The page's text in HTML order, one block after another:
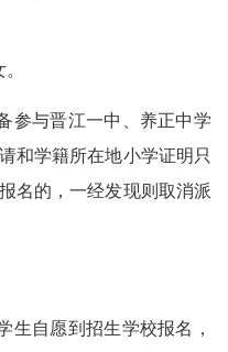
参与晋江一中、养正中学
和学籍所在地小学证明只
名的，一经发现则取消派
生自愿到招生学校报名，